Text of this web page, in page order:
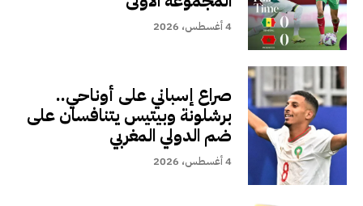
4 أغسطس، 2026
صراع إسباني على أوناحي..
برشلونة وبيتيس يتنافسان على
ضم الدولي المغربي
4 أغسطس، 2026